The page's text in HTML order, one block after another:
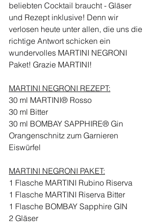
beliebten Cocktail braucht - Gläser
und Rezept inklusive! Denn wir
verlosen heute unter allen, die uns die
richtige Antwort schicken ein
wundervolles MARTINI NEGRONI
Paket! Grazie MARTINI!
MARTINI NEGRONI REZEPT:
30 ml MARTINI® Rosso
30 ml Bitter
30 ml BOMBAY SAPPHIRE® Gin
Orangenschnitz zum Garnieren
Eiswürfel
MARTINI NEGRONI PAKET:
1 Flasche MARTINI Rubino Riserva
1 Flasche MARTINI Riserva Bitter
1 Flasche BOMBAY Sapphire GIN
2 Gläser